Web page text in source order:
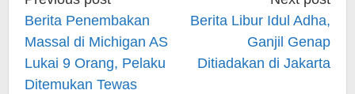
navigation
Berita Penembakan
Massal di Michigan AS
Lukai 9 Orang, Pelaku
Ditemukan Tewas
Berita Libur Idul Adha,
Ganjil Genap
Ditiadakan di Jakarta